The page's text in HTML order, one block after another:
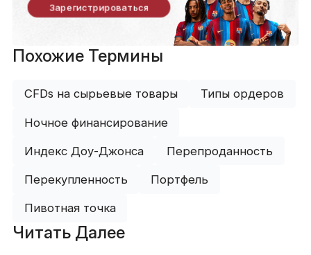
Зарегистрироваться
Похожие Термины
CFDs на сырьевые товары Типы ордеров
Ночное финансирование
Индекс Доу-Джонса Перепроданность
Перекупленность Портфель
Пивотная точка
Читать Далее